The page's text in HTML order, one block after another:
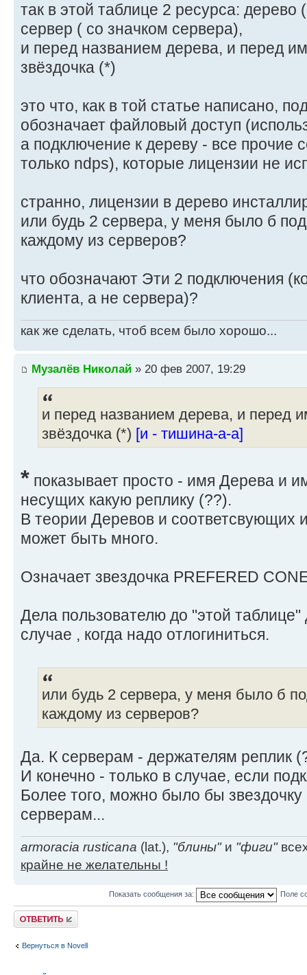
так в этой таблице 2 ресурса: дерево
сервер ( со значком сервера),
и перед названием дерева, и перед
звёздочка (*)
это что, как в той статье написано,
обозначает файловый доступ
а подключение к дереву - все прочие
только ndps), которые лицензии не
странно, лицензии в дерево
или будь 2 сервера, у меня было б
каждому из серверов?
что обозначают Эти 2 подключения
клиента, а не сервера)?
как же сделать, чтоб всем было хорошо...
Музалёв Николай » 20 фев 2007, 19:29
и перед названием дерева, и перед
звёздочка (*) [и - тишина-а-а]
* показывает просто - имя Дерева и
несущих какую реплику (??).
В теории Деревов и соответсвующих
может быть много.
Означает звездочка PREFERED
Дела пользователю до "этой
случае , когда надо отлогиниться.
или будь 2 сервера, у меня было б
каждому из серверов?
Да. К серверам - держателям реплик
И конечно - только в случае, если
Более того, можно было бы звездочку
серверам...
armoracia rusticana (lat.), "блины"и "фиги"
крайне не желательны !
Показать сообщения за: Поле
Ответить
Вернуться в Novell